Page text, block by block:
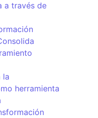
a través de
la
herramienta